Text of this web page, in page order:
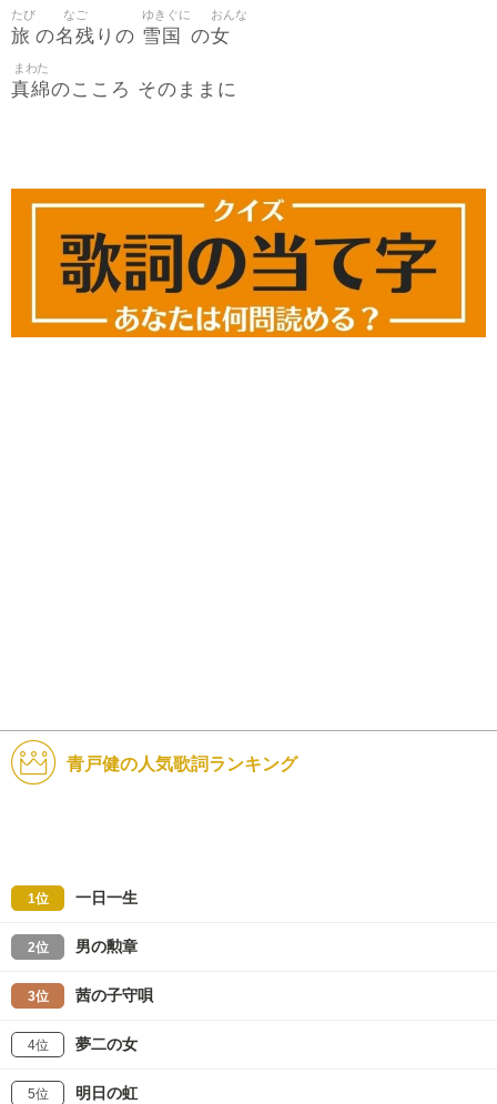
旅
たび
の名残
なご
りの 雪国
ゆきぐに
の女
おんな
真綿
まわた
のこころ そのままに
青戸健の人気歌詞ランキング
1位 一日一生
2位 男の勲章
3位 茜の子守唄
4位 夢二の女
5位 明日の虹